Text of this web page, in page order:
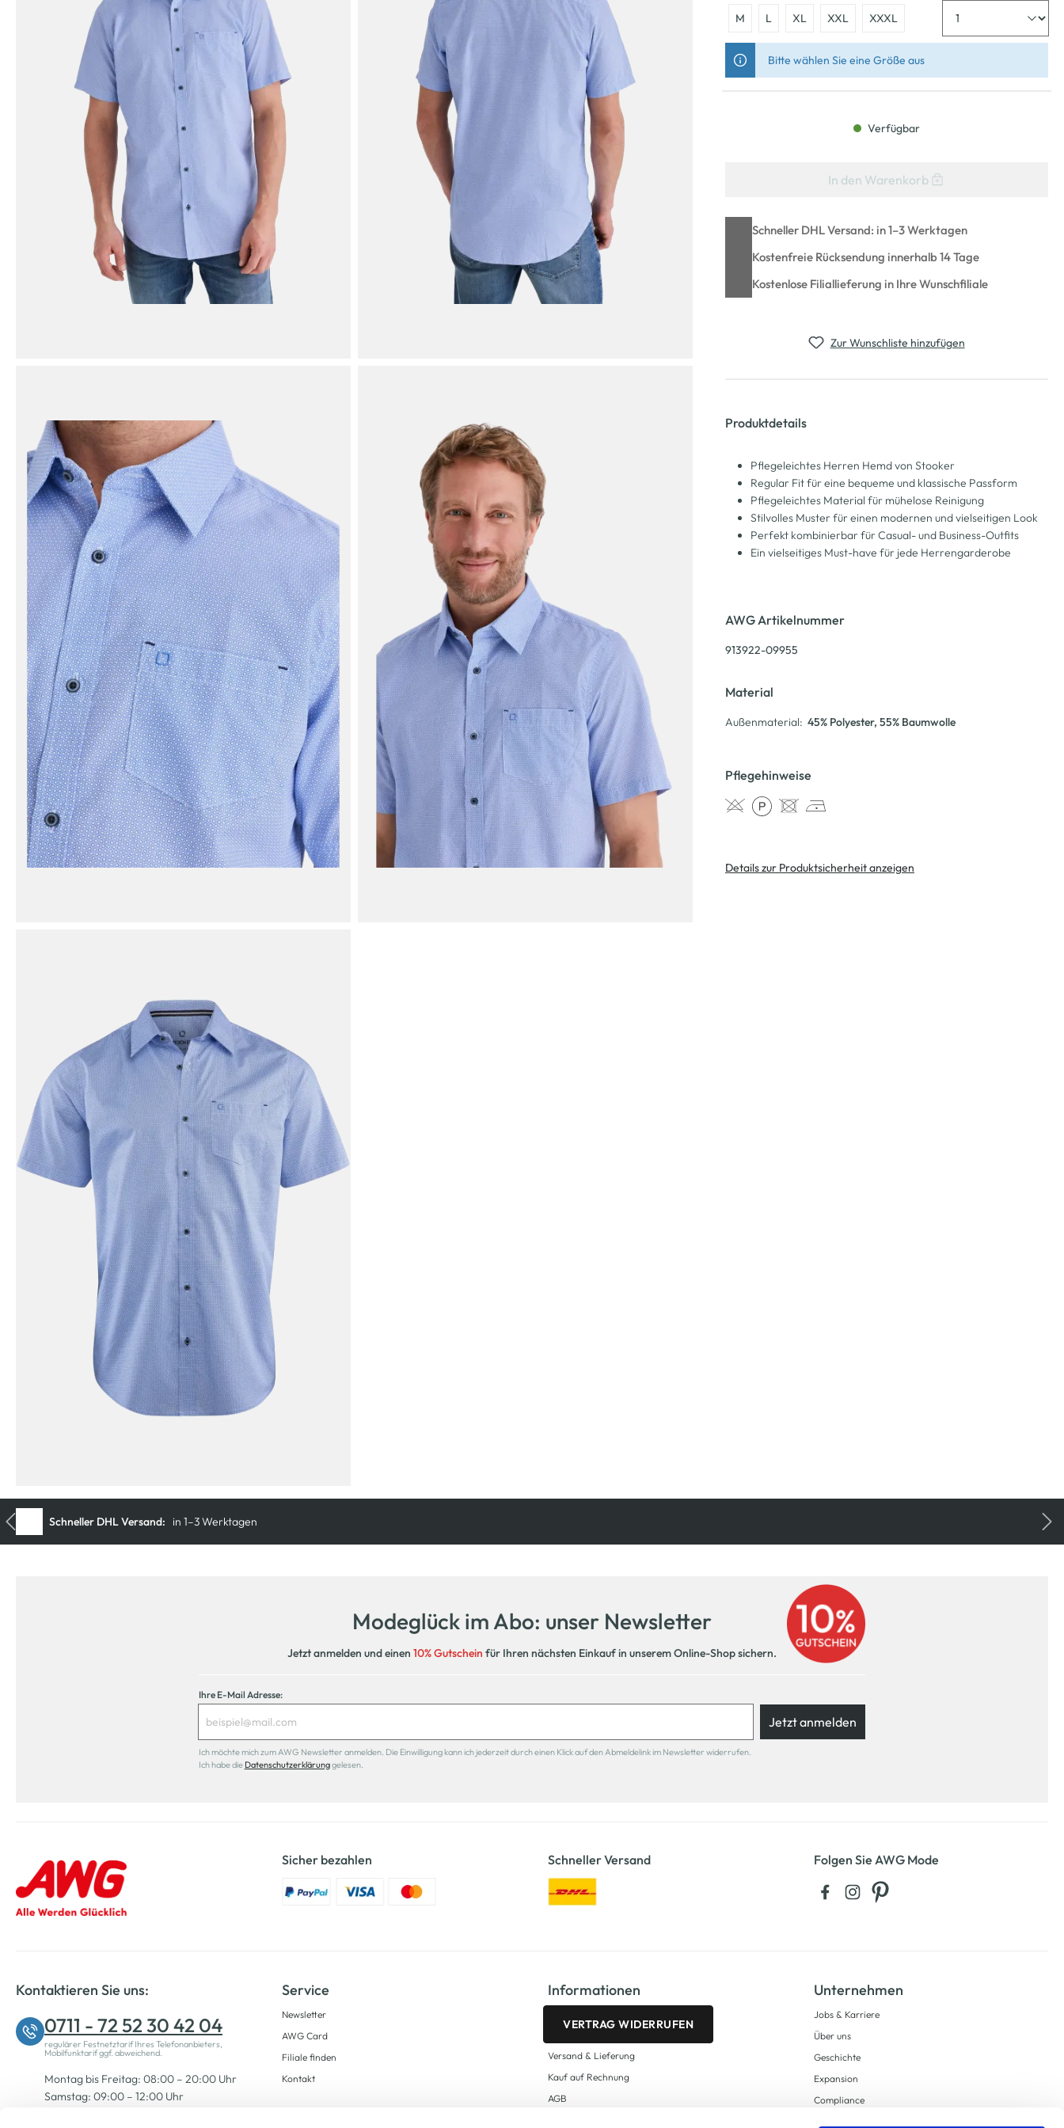
M L XL XXL XXXL
Bitte wählen Sie eine Größe aus
Verfügbar
In den Warenkorb
Schneller DHL Versand: in 1–3 Werktagen
Kostenfreie Rücksendung innerhalb 14 Tage
Kostenlose Filiallieferung in Ihre Wunschfiliale
Zur Wunschliste hinzufügen
Produktdetails
Pflegeleichtes Herren Hemd von Stooker
Regular Fit für eine bequeme und klassische Passform
Pflegeleichtes Material für mühelose Reinigung
Stilvolles Muster für einen modernen und vielseitigen Look
Perfekt kombinierbar für Casual- und Business-Outfits
Ein vielseitiges Must-have für jede Herrengarderobe
AWG Artikelnummer
913922-09955
Material
Außenmaterial: 45% Polyester, 55% Baumwolle
Pflegehinweise
Details zur Produktsicherheit anzeigen
Modeglück im Abo: unser Newsletter
Jetzt anmelden und einen 10% Gutschein für Ihren nächsten Einkauf in unserem Online-Shop sichern.
Ihre E-Mail Adresse:
Jetzt anmelden
Ich möchte mich zum AWG Newsletter anmelden. Die Einwilligung kann ich jederzeit durch einen Klick auf den Abmeldelink im Newsletter widerrufen.
Ich habe die Datenschutzerklärunggelesen.
Sicher bezahlen Schneller Versand Folgen Sie AWG Mode
Kontaktieren Sie uns:
0711 - 72 52 30 42 04
regulärer Festnetztarif Ihres Telefonanbieters,
Mobilfunktarif ggf. abweichend.
Montag bis Freitag: 08:00 – 20:00 Uhr
Samstag: 09:00 – 12:00 Uhr
Service
Newsletter
AWG Card
Filiale finden
Kontakt
Informationen
VERTRAG WIDERRUFEN
Versand & Lieferung
Kauf auf Rechnung
AGB
Unternehmen
Jobs & Karriere
Über uns
Geschichte
Expansion
Compliance